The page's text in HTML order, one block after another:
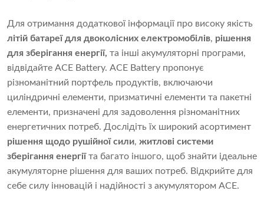
Для отримання додаткової інформації про високу якість
літій батареїдля двоколісних електромобілів, рішення
для зберігання енергії, та інші акумуляторні програми,
відвідайте ACE Battery. ACE Battery пропонує
різноманітний портфель продуктів, включаючи
циліндричні елементи, призматичні елементи та пакетні
елементи, призначені для задоволення різноманітних
енергетичних потреб. Дослідіть їх широкий асортимент
рішення щодо рушійної сили, житлові системи
зберігання енергіїта багато іншого, щоб знайти ідеальне
акумуляторне рішення для ваших потреб. Відкрийте для
себе силу інновацій і надійності з акумулятором ACE.